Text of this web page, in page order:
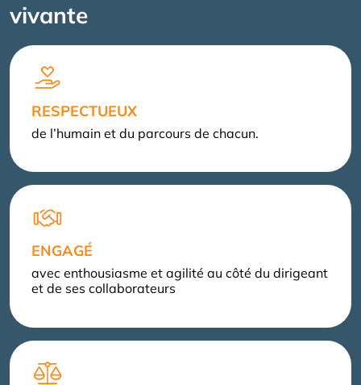
vivante
RESPECTUEUX
de l’humain et du parcours de chacun.
ENGAGÉ
avec enthousiasme et agilité au côté du dirigeant
et de ses collaborateurs